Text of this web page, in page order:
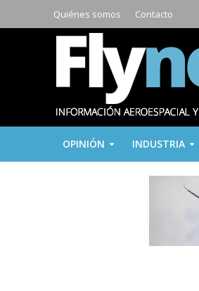
Quiénes somos Contacto
OPINIÓN INDUSTRIA